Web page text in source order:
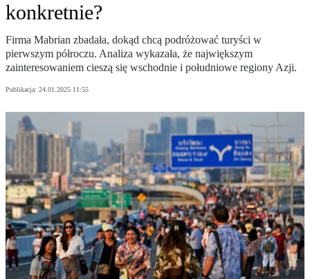
konkretnie?
Firma Mabrian zbadała, dokąd chcą podróżować turyści w
pierwszym półroczu. Analiza wykazała, że największym
zainteresowaniem cieszą się wschodnie i południowe regiony Azji.
Publikacja: 24.01.2025 11:55